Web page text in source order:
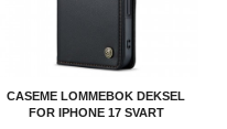
CASEME LOMMEBOK DEKSEL
FOR IPHONE 17 SVART